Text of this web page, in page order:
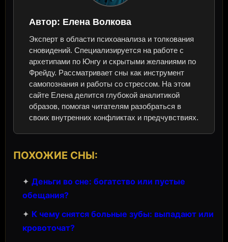
Автор: Елена Волкова
Эксперт в области психоанализа и толкования
сновидений. Специализируется на работе с
архетипами по Юнгу и скрытыми желаниями по
Фрейду. Рассматривает сны как инструмент
самопознания и работы со стрессом. На этом
сайте Елена делится глубокой аналитикой
образов, помогая читателям разобраться в
своих внутренних конфликтах и предчувствиях.
ПОХОЖИЕ СНЫ:
✦ Деньги во сне: богатство или пустые
обещания?
✦ К чему снятся больные зубы: выпадают или
кровоточат?